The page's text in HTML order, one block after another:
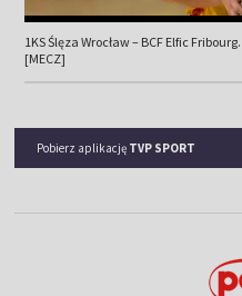
1KS Ślęza Wrocław – BCF Elfic
[MECZ]
Pobierz aplikację TVP SPORT